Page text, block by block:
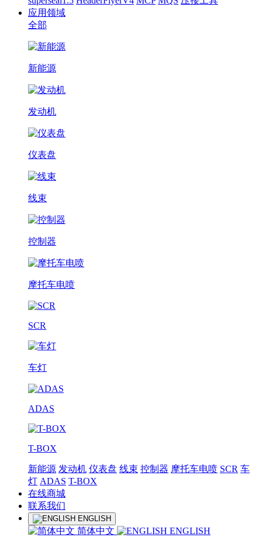
应用领域
全部
新能源
发动机
仪表盘
线束
控制器
摩托车电喷
SCR
车灯
ADAS
T-BOX
新能源 发动机 仪表盘 线束 控制器 摩托车电喷 SCR 车
灯 ADAS T-BOX
在线商城
联系我们
ENGLISH
简体中文 ENGLISH